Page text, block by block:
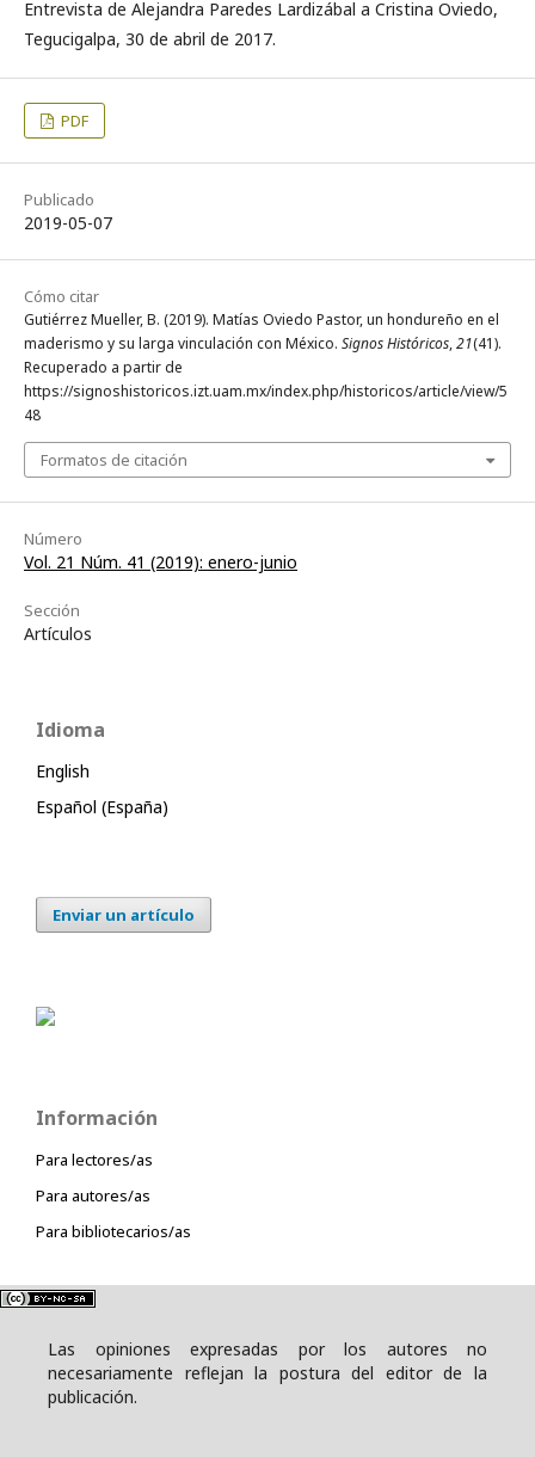
Entrevista de Alejandra Paredes Lardizábal a Cristina Oviedo,
Tegucigalpa, 30 de abril de 2017.
PDF
Publicado
2019-05-07
Cómo citar
Gutiérrez Mueller, B. (2019). Matías Oviedo Pastor, un hondureño en el
maderismo y su larga vinculación con México. Signos Históricos,21(41).
Recuperado a partir de
https://signoshistoricos.izt.uam.mx/index.php/historicos/article/view/5
48
Formatos de citación
Número
Vol. 21 Núm. 41 (2019): enero-junio
Sección
Artículos
Idioma
English
Español (España)
Enviar un artículo
Información
Para lectores/as
Para autores/as
Para bibliotecarios/as
Las opiniones expresadas por los autores no
necesariamente reflejan la postura del editor de la
publicación.